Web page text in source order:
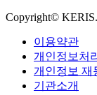
Copyright©
이용약관
개인정보처
개인정보 재
기관소개